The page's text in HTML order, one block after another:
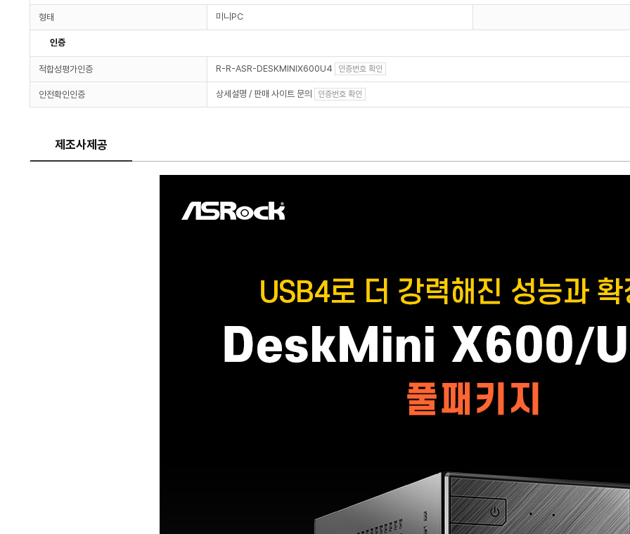
형태 미니PC
인증
적합성평가인증 R-R-ASR-DESKMINIX600U4 인증번호 확인
안전확인인증 상세설명 / 판매 사이트 문의 인증번호 확인
제조사제공